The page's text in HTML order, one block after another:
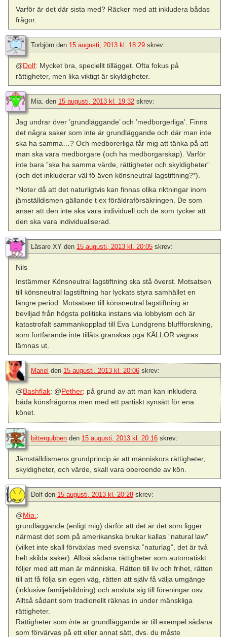
Varför är det där sista med? Räcker med att inkludera bådas
frågor.
Torbjörn den 15 augusti, 2013 kl. 18:29 skrev:
@Dolf: Mycket bra, speciellt tillägget. Ofta fokus på
rättigheter, men lika viktigt är skyldigheter.
Mia. den 15 augusti, 2013 kl. 19:32 skrev:
Jag undrar över ’grundläggande’ och ’medborgerliga’. Finns
det några saker som inte är grundläggande och där man inte
ska ha samma…? Och medborerliga får mig att tänka på att
man ska vara medborgare (och ha medborgarskap). Varför
inte bara ”ska ha samma värde, rättigheter och skyldigheter”
(och det inkluderar väl fö även könsneutral lagstiftning?*).
*Noter då att det naturligtvis kan finnas olika riktningar inom
jämställdismen gällande t ex föräldraförsäkringen. De som
anser att den inte ska vara individuell och de som tycker att
den ska vara individualiserad.
Läsare XY den 15 augusti, 2013 kl. 20:05 skrev:
Nils
Instämmer Könsneutral lagstiftning ska stå överst. Motsatsen
till könsneutral lagstiftning har lyckats styra samhället en
längre period. Motsatsen till könsneutral lagstiftning är
beviljad från högsta politiska instans via lobbyism och är
katastrofalt sammankopplad till Eva Lundgrens bluffforskning,
som fortfarande inte tillåts granskas pga KÄLLOR vägras
lämnas ut.
Mariel den 15 augusti, 2013 kl. 20:06 skrev:
@Bashflak: @Pether: på grund av att man kan inkludera
båda könsfrågorna men med ett partiskt synsätt för ena
könet.
bittergubben den 15 augusti, 2013 kl. 20:16 skrev:
Jämställdismens grundprincip är att människors rättigheter,
skyldigheter, och värde, skall vara oberoende av kön.
Dolf den 15 augusti, 2013 kl. 20:28 skrev:
@Mia. :
grundläggande (enligt mig) därför att det är det som ligger
närmast det som på amerikanska brukar kallas ”natural law”
(vilket inte skall förväxlas med svenska ”naturlag”, det är två
helt skilda saker). Alltså sådana rättigheter som automatiskt
följer med att man är människa. Rätten till liv och frihet, rätten
till att få följa sin egen väg, rätten att själv få välja umgänge
(inklusive familjebildning) och ansluta sig till föreningar osv.
Alltså sådant som tradionellt räknas in under mänskliga
rättigheter.
Rättigheter sominte är grundläggande är till exempel sådana
som förvärvas på ett eller annat sätt, dvs. du måste